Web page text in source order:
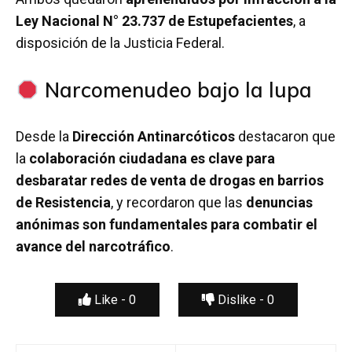
Ley Nacional N° 23.737 de Estupefacientes, a
disposición de la Justicia Federal.
Narcomenudeo bajo la lupa
Desde la Dirección Antinarcóticos destacaron que
la colaboración ciudadana es clave para
desbaratar redes de venta de drogas en barrios
de Resistencia, y recordaron que las denuncias
anónimas son fundamentales para combatir el
avance del narcotráfico.
Like - 0 Dislike - 0